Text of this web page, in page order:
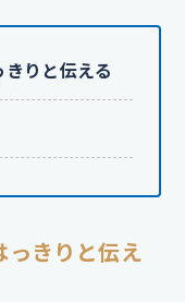
りと伝える
きりと伝え